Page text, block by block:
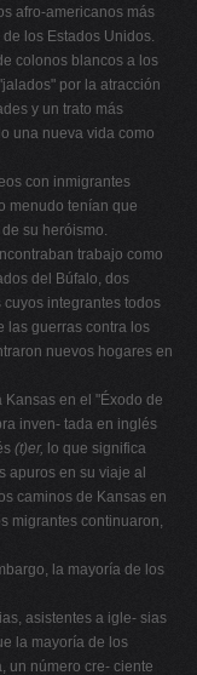
afro-americanos más
los Estados Unidos.
colonos blancos a los
por la atracción
y un trato más
una nueva vida como
con inmigrantes
menudo tenían que
su heróismo.
trabajo como
del Búfalo, dos
integrantes todos
las guerras contra los
nuevos hogares en
en el "Éxodo de
inven- tada en inglés
(t)er, lo que significa
apuros en su viaje al
caminos de Kansas en
migrantes continuaron,
la mayoría de los
asistentes a igle- sias
la mayoría de los
un número cre- ciente